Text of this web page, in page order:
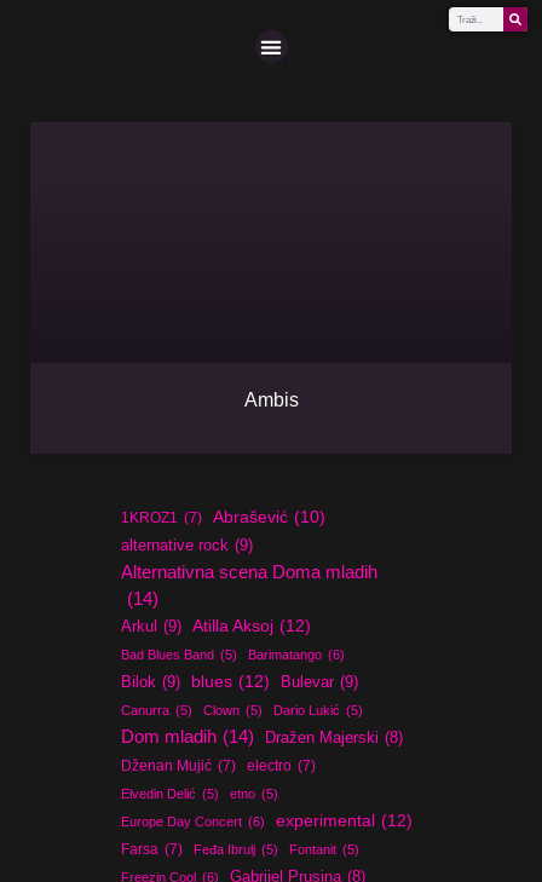
Ambis
1KROZ1 (7) Abrašević (10)
alternative rock (9)
Alternativna scena Doma mladih
(14)
Arkul (9) Atilla Aksoj (12)
Bad Blues Band (5) Barimatango (6)
Bilok (9) blues (12) Bulevar (9)
Canurra (5) Clown (5) Dario Lukić (5)
Dom mladih (14) Dražen Majerski (8)
Dženan Mujić (7) electro (7)
Elvedin Delić (5) etno (5)
Europe Day Concert (6) experimental (12)
Farsa (7) Feđa Ibrulj (5) Fontanit (5)
Freezin Cool (6) Gabrijel Prusina (8)